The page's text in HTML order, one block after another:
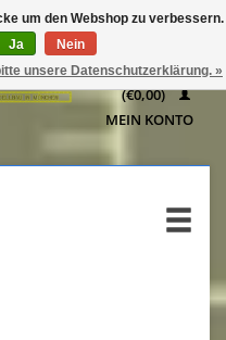
WARENKORB
(€0,00)
MEIN KONTO
um den Webshop zu verbessern.
Ja
Nein
unsere Datenschutzerklärung. »